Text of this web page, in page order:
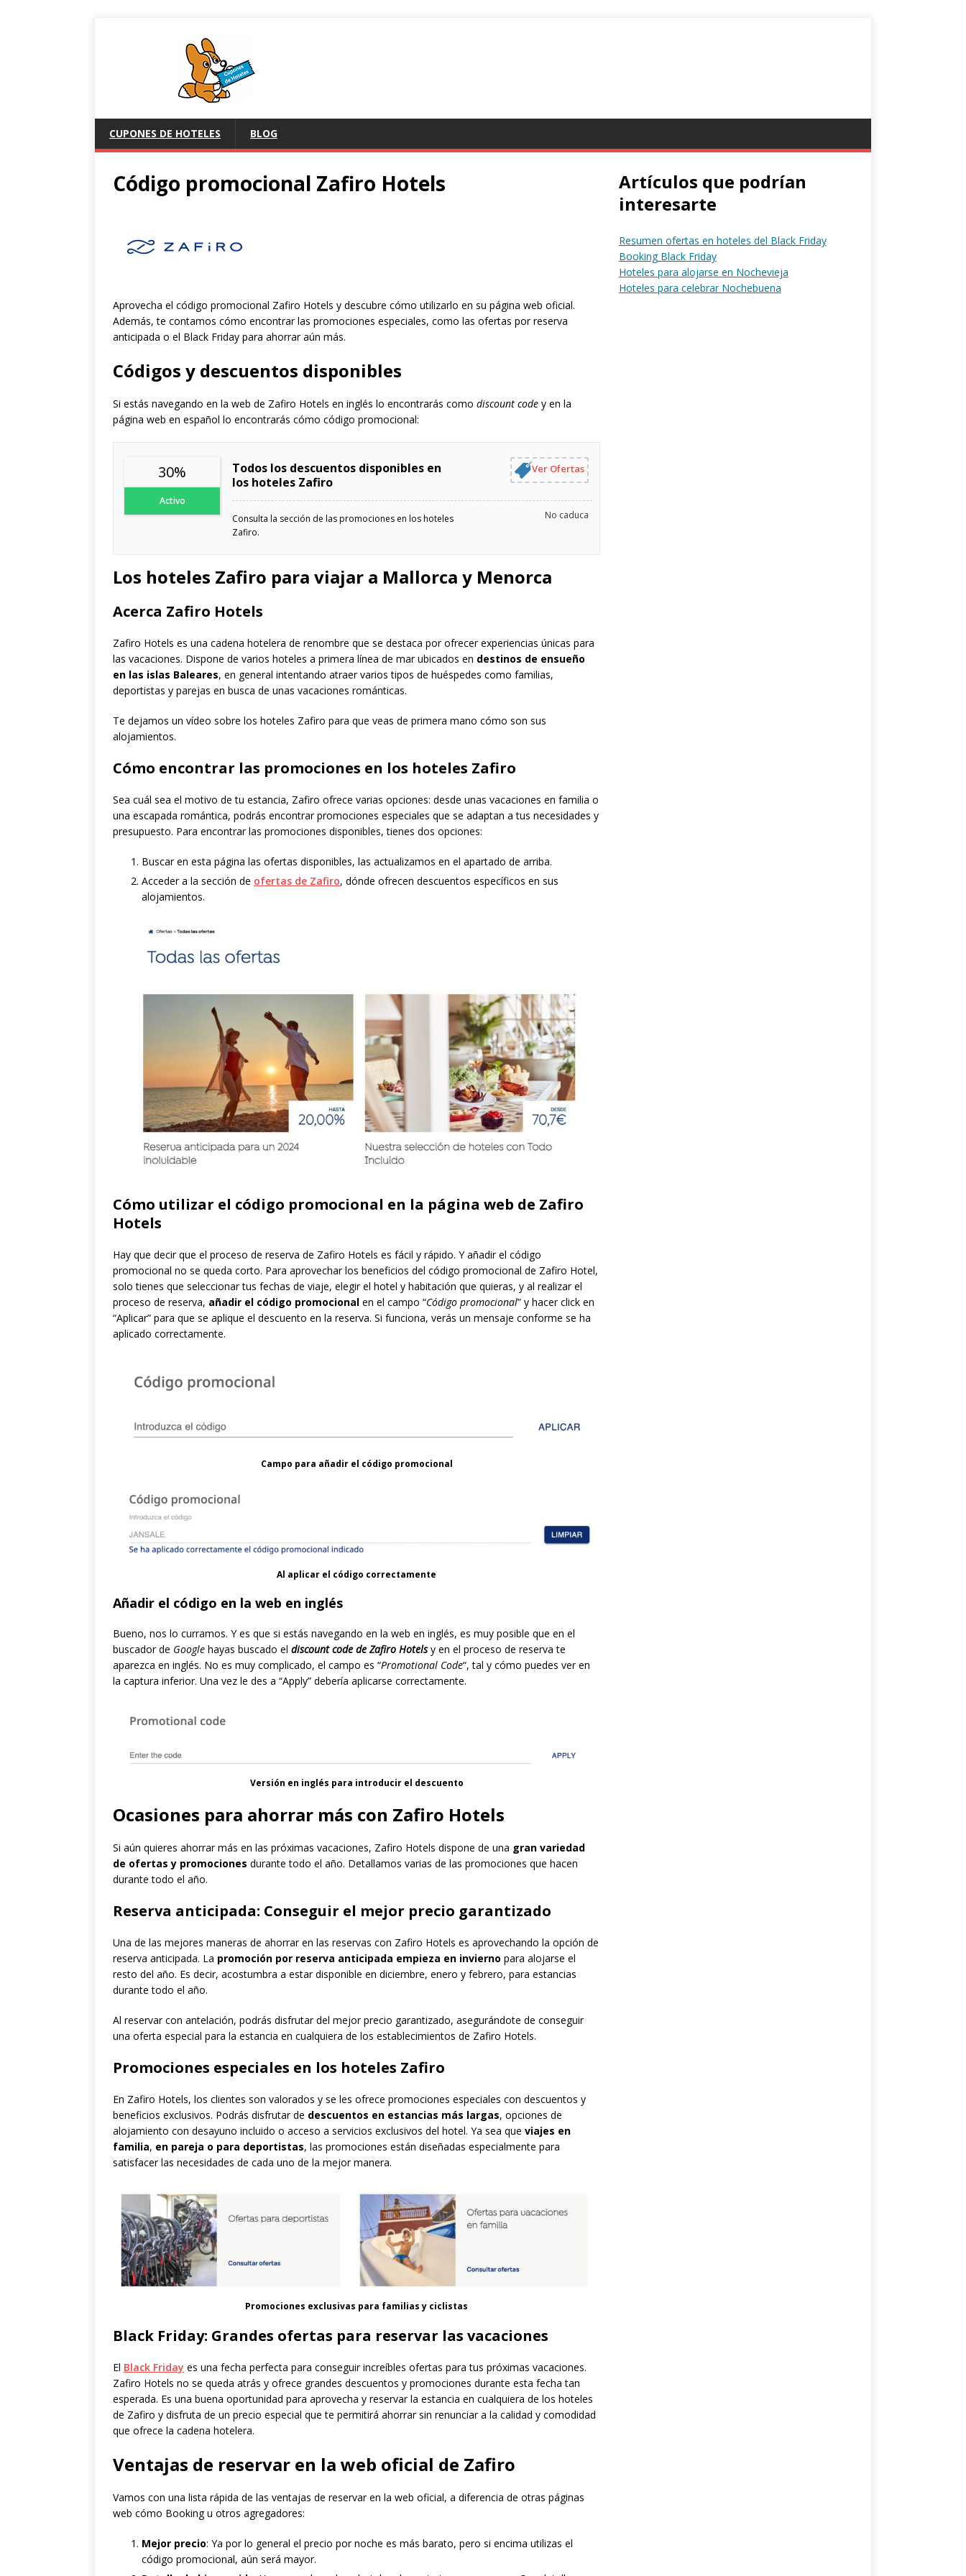
CUPONES DE HOTELES BLOG
Código promocional Zafiro Hotels
Aprovecha el código promocional Zafiro Hotels y descubre cómo utilizarlo en su página web oficial.
Además, te contamos cómo encontrar las promociones especiales, como las ofertas por reserva
anticipada o el Black Friday para ahorrar aún más.
Códigos y descuentos disponibles
Si estás navegando en la web de Zafiro Hotels en inglés lo encontrarás como discount code y en la
página web en español lo encontrarás cómo código promocional:
30%
Activo
Todos los descuentos disponibles en
los hoteles Zafiro
Ver Ofertas
Consulta la sección de las promociones en los hoteles
Zafiro.
No caduca
Los hoteles Zafiro para viajar a Mallorca y Menorca
Acerca Zafiro Hotels
Zafiro Hotels es una cadena hotelera de renombre que se destaca por ofrecer experiencias únicas para
las vacaciones. Dispone de varios hoteles a primera línea de mar ubicados en destinos de ensueño
en las islas Baleares, en general intentando atraer varios tipos de huéspedes como familias,
deportistas y parejas en busca de unas vacaciones románticas.
Te dejamos un vídeo sobre los hoteles Zafiro para que veas de primera mano cómo son sus
alojamientos.
Cómo encontrar las promociones en los hoteles Zafiro
Sea cuál sea el motivo de tu estancia, Zafiro ofrece varias opciones: desde unas vacaciones en familia o
una escapada romántica, podrás encontrar promociones especiales que se adaptan a tus necesidades y
presupuesto. Para encontrar las promociones disponibles, tienes dos opciones:
Buscar en esta página las ofertas disponibles, las actualizamos en el apartado de arriba.
Acceder a la sección de ofertas de Zafiro, dónde ofrecen descuentos específicos en sus
alojamientos.
Cómo utilizar el código promocional en la página web de Zafiro
Hotels
Hay que decir que el proceso de reserva de Zafiro Hotels es fácil y rápido. Y añadir el código
promocional no se queda corto. Para aprovechar los beneficios del código promocional de Zafiro Hotel,
solo tienes que seleccionar tus fechas de viaje, elegir el hotel y habitación que quieras, y al realizar el
proceso de reserva, añadir el código promocional en el campo “Código promocional” y hacer click en
“Aplicar” para que se aplique el descuento en la reserva. Si funciona, verás un mensaje conforme se ha
aplicado correctamente.
Campo para añadir el código promocional
Al aplicar el código correctamente
Añadir el código en la web en inglés
Bueno, nos lo curramos. Y es que si estás navegando en la web en inglés, es muy posible que en el
buscador de Google hayas buscado el discount code de Zafiro Hotelsy en el proceso de reserva te
aparezca en inglés. No es muy complicado, el campo es “Promotional Code“, tal y cómo puedes ver en
la captura inferior. Una vez le des a “Apply” debería aplicarse correctamente.
Versión en inglés para introducir el descuento
Ocasiones para ahorrar más con Zafiro Hotels
Si aún quieres ahorrar más en las próximas vacaciones, Zafiro Hotels dispone de una gran variedad
de ofertas y promociones durante todo el año. Detallamos varias de las promociones que hacen
durante todo el año.
Reserva anticipada: Conseguir el mejor precio garantizado
Una de las mejores maneras de ahorrar en las reservas con Zafiro Hotels es aprovechando la opción de
reserva anticipada. La promoción por reserva anticipada empieza en invierno para alojarse el
resto del año. Es decir, acostumbra a estar disponible en diciembre, enero y febrero, para estancias
durante todo el año.
Al reservar con antelación, podrás disfrutar del mejor precio garantizado, asegurándote de conseguir
una oferta especial para la estancia en cualquiera de los establecimientos de Zafiro Hotels.
Promociones especiales en los hoteles Zafiro
En Zafiro Hotels, los clientes son valorados y se les ofrece promociones especiales con descuentos y
beneficios exclusivos. Podrás disfrutar de descuentos en estancias más largas, opciones de
alojamiento con desayuno incluido o acceso a servicios exclusivos del hotel. Ya sea que viajes en
familia, en pareja o para deportistas, las promociones están diseñadas especialmente para
satisfacer las necesidades de cada uno de la mejor manera.
Promociones exclusivas para familias y ciclistas
Black Friday: Grandes ofertas para reservar las vacaciones
El Black Friday es una fecha perfecta para conseguir increíbles ofertas para tus próximas vacaciones.
Zafiro Hotels no se queda atrás y ofrece grandes descuentos y promociones durante esta fecha tan
esperada. Es una buena oportunidad para aprovecha y reservar la estancia en cualquiera de los hoteles
de Zafiro y disfruta de un precio especial que te permitirá ahorrar sin renunciar a la calidad y comodidad
que ofrece la cadena hotelera.
Ventajas de reservar en la web oficial de Zafiro
Vamos con una lista rápida de las ventajas de reservar en la web oficial, a diferencia de otras páginas
web cómo Booking u otros agregadores:
Mejor precio: Ya por lo general el precio por noche es más barato, pero si encima utilizas el
código promocional, aún será mayor.
Artículos que podrían
interesarte
Resumen ofertas en hoteles del Black Friday
Booking Black Friday
Hoteles para alojarse en Nochevieja
Hoteles para celebrar Nochebuena